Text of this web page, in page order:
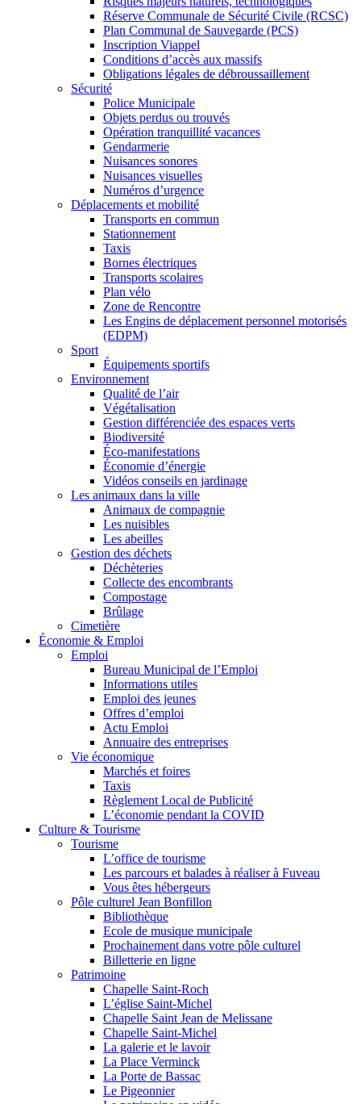
Réserve Communale de Sécurité Civile (RCSC)
Plan Communal de Sauvegarde (PCS)
Inscription Viappel
Conditions d’accès aux massifs
Obligations légales de débroussaillement
Sécurité
Police Municipale
Objets perdus ou trouvés
Opération tranquillité vacances
Gendarmerie
Nuisances sonores
Nuisances visuelles
Numéros d’urgence
Déplacements et mobilité
Transports en commun
Stationnement
Taxis
Bornes électriques
Transports scolaires
Plan vélo
Zone de Rencontre
Les Engins de déplacement personnel motorisés
(EDPM)
Sport
Équipements sportifs
Environnement
Qualité de l’air
Végétalisation
Gestion différenciée des espaces verts
Biodiversité
Éco-manifestations
Économie d’énergie
Vidéos conseils en jardinage
Les animaux dans la ville
Animaux de compagnie
Les nuisibles
Les abeilles
Gestion des déchets
Déchèteries
Collecte des encombrants
Compostage
Brûlage
Cimetière
Économie & Emploi
Emploi
Bureau Municipal de l’Emploi
Informations utiles
Emploi des jeunes
Offres d’emploi
Actu Emploi
Annuaire des entreprises
Vie économique
Marchés et foires
Taxis
Règlement Local de Publicité
L’économie pendant la COVID
Culture & Tourisme
Tourisme
L’office de tourisme
Les parcours et balades à réaliser à Fuveau
Vous êtes hébergeurs
Pôle culturel Jean Bonfillon
Bibliothèque
Ecole de musique municipale
Prochainement dans votre pôle culturel
Billetterie en ligne
Patrimoine
Chapelle Saint-Roch
L’église Saint-Michel
Chapelle Saint Jean de Melissane
Chapelle Saint-Michel
La galerie et le lavoir
La Place Verminck
La Porte de Bassac
Le Pigeonnier